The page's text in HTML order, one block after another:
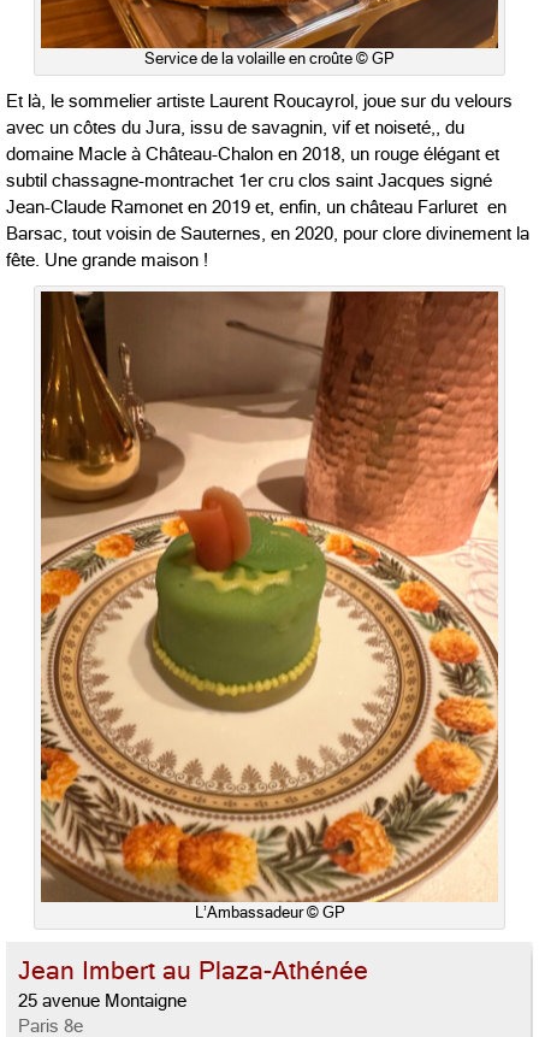
Service de la volaille en croûte © GP
Et là, le sommelier artiste Laurent Roucayrol, joue sur du velours
avec un côtes du Jura, issu de savagnin, vif et noiseté,, du
domaine Macle à Château-Chalon en 2018, un rouge élégant et
subtil chassagne-montrachet 1er cru clos saint Jacques signé
Jean-Claude Ramonet en 2019 et, enfin, un château Farluret en
Barsac, tout voisin de Sauternes, en 2020, pour clore divinement la
fête. Une grande maison !
L’Ambassadeur © GP
Jean Imbert au Plaza-Athénée
25 avenue Montaigne
Paris 8e